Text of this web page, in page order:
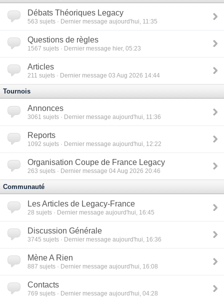
Débats Théoriques Legacy
563 sujets · Dernier message aujourd'hui, 11:35
Questions de règles
1567 sujets · Dernier message hier, 05:23
Articles
211 sujets · Dernier message 03 Aug 2026 14:44
Tournois
Annonces
3061 sujets · Dernier message aujourd'hui, 11:36
Reports
1092 sujets · Dernier message aujourd'hui, 12:22
Organisation Coupe de France Legacy
263 sujets · Dernier message 04 Aug 2026 20:46
Communauté
Les Articles de Legacy-France
28 sujets · Dernier message aujourd'hui, 16:45
Discussion Générale
3745 sujets · Dernier message aujourd'hui, 16:36
Mène A Rien
887 sujets · Dernier message aujourd'hui, 16:08
Contacts
769 sujets · Dernier message aujourd'hui, 04:28